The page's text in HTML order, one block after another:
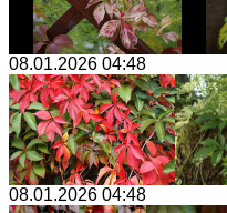
08.01.2026 04:48
08.01.2026 04:48